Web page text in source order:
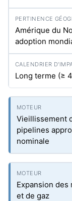
Amérique du
adoption
Long terme (≥
Vieillissement
pipelines
nominale
Expansion
et de gaz